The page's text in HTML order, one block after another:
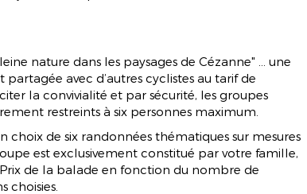
nature dans les paysages de Cézanne" … une
avec d’autres cyclistes au tarif de
la convivialité et par sécurité, les groupes
restreints à six personnes maximum.
choix de six randonnées thématiques sur mesures
est exclusivement constitué par votre famille,
Prix de la balade en fonction du nombre de
choisies.